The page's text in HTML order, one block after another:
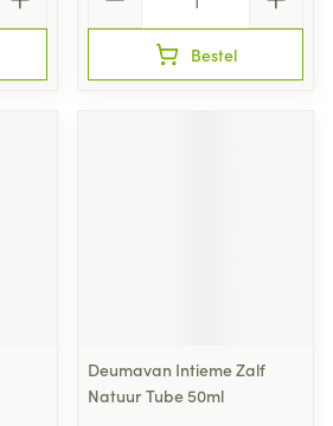
Bestel
Deumavan Intieme Zalf
Natuur Tube 50ml